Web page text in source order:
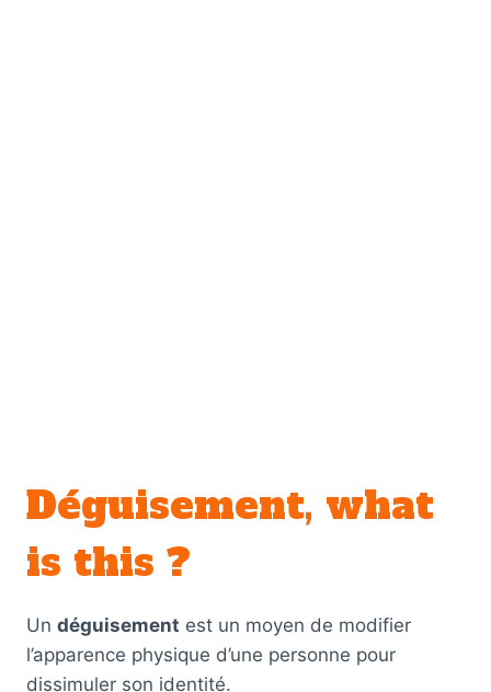
Déguisement, what
is this ?
Un déguisement est un moyen de modifier
l’apparence physique d’une personne pour
dissimuler son identité.